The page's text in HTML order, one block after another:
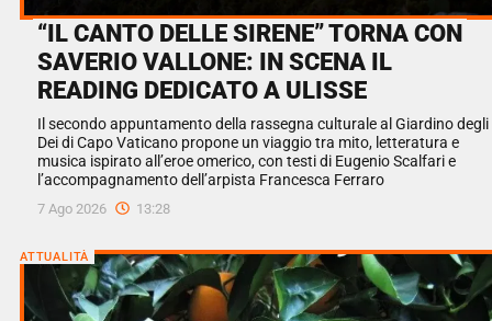
“IL CANTO DELLE SIRENE” TORNA CON
SAVERIO VALLONE: IN SCENA IL
READING DEDICATO A ULISSE
Il secondo appuntamento della rassegna culturale al Giardino degli
Dei di Capo Vaticano propone un viaggio tra mito, letteratura e
musica ispirato all’eroe omerico, con testi di Eugenio Scalfari e
l’accompagnamento dell’arpista Francesca Ferraro
7 Ago 2026 13:28
ATTUALITÀ